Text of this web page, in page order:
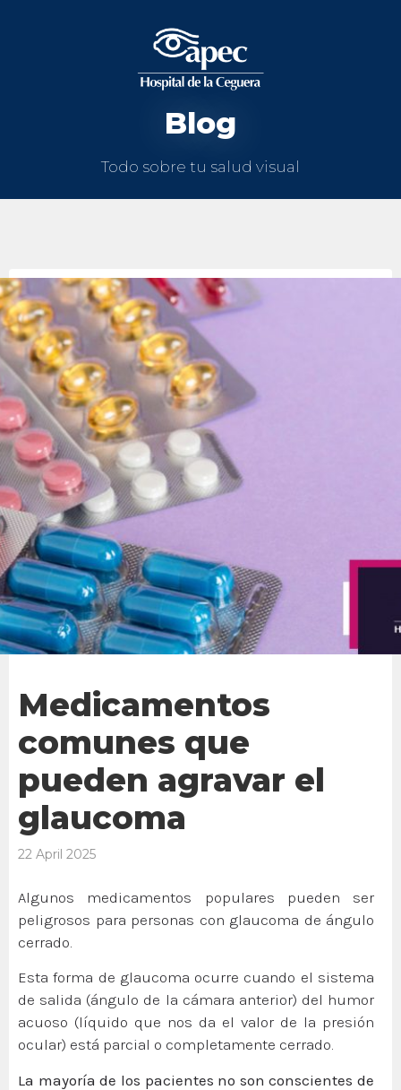
Blog
Todo sobre tu salud visual
Medicamentos
comunes que
pueden agravar el
glaucoma
22 April 2025
Algunos medicamentos populares pueden ser
peligrosos para personas con glaucoma de ángulo
cerrado.
Esta forma de glaucoma ocurre cuando el sistema
de salida (ángulo de la cámara anterior) del humor
acuoso (líquido que nos da el valor de la presión
ocular) está parcial o completamente cerrado.
La mayoría de los pacientes no son conscientes de